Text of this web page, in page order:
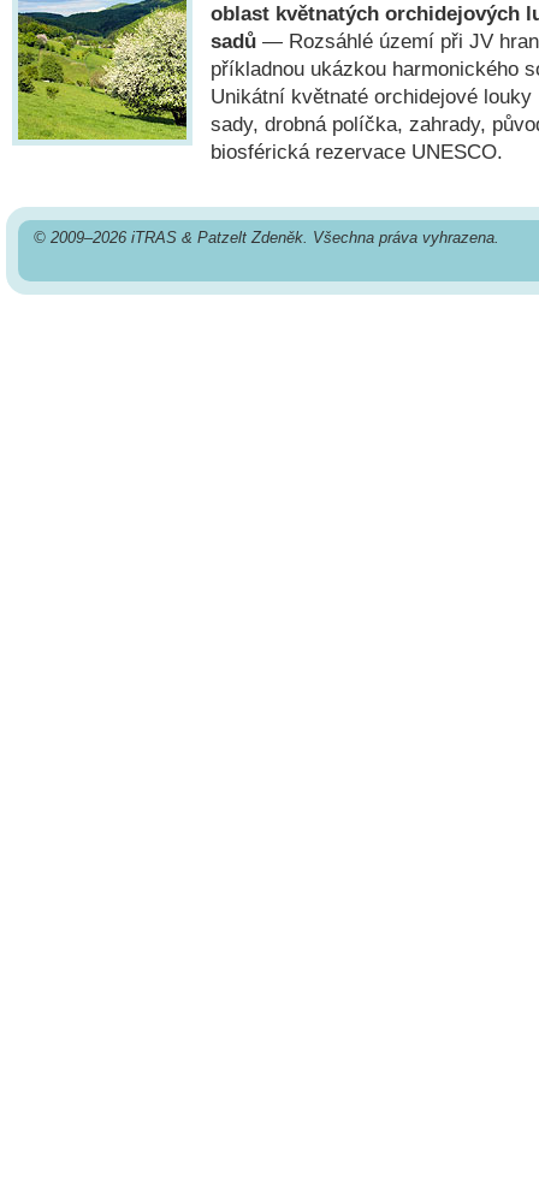
oblast květnatých orchidejových
sadů — Rozsáhlé území při JV
příkladnou ukázkou harmonického
Unikátní květnaté orchidejové
sady, drobná políčka, zahrady,
biosférická rezervace UNESCO.
© 2009–2026 iTRAS & Patzelt Zdeněk. Všechna práva vyhrazena.